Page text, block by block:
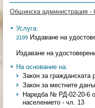
Общинска администрация
Услуга:
2109 Издаване на
Издаване на
На основание на:
Закон за
Закон за местните
Наредба № РД-02-20-6
населението - чл. 13